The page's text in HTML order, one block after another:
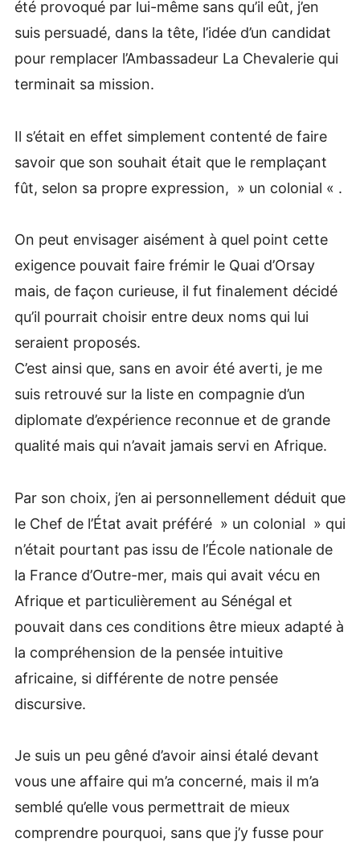
été provoqué par lui-même sans qu’il eût, j’en
suis persuadé, dans la tête, l’idée d’un candidat
pour remplacer l’Ambassadeur La Chevalerie qui
terminait sa mission.
Il s’était en effet simplement contenté de faire
savoir que son souhait était que le remplaçant
fût, selon sa propre expression, » un colonial « .
On peut envisager aisément à quel point cette
exigence pouvait faire frémir le Quai d’Orsay
mais, de façon curieuse, il fut finalement décidé
qu’il pourrait choisir entre deux noms qui lui
seraient proposés.
C’est ainsi que, sans en avoir été averti, je me
suis retrouvé sur la liste en compagnie d’un
diplomate d’expérience reconnue et de grande
qualité mais qui n’avait jamais servi en Afrique.
Par son choix, j’en ai personnellement déduit que
le Chef de l’État avait préféré » un colonial » qui
n’était pourtant pas issu de l’École nationale de
la France d’Outre-mer, mais qui avait vécu en
Afrique et particulièrement au Sénégal et
pouvait dans ces conditions être mieux adapté à
la compréhension de la pensée intuitive
africaine, si différente de notre pensée
discursive.
Je suis un peu gêné d’avoir ainsi étalé devant
vous une affaire qui m’a concerné, mais il m’a
semblé qu’elle vous permettrait de mieux
comprendre pourquoi, sans que j’y fusse pour